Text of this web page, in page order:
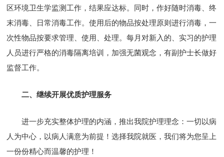
区环境卫生学监测工作，结果应达标。同时，作好随时消毒、终
末消毒、日常消毒工作。使用后的物品按处理原则进行消毒，一
次性物品按要求管理、使用、处理。每月对新入的、实习的护理
人员进行严格的消毒隔离培训，加强无菌观念，有副护士长做好
监督工作。
二、继续开展优质护理服务
进一步充实整体护理的内涵，推出我院护理理念：一切以病
人为中心，以病人满意为前提！选择我院就医，我们将为您呈上
一份份精心而温馨的护理！